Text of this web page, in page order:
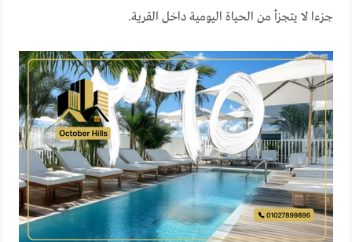
جزءا لا يتجزأ من الحياة اليومية داخل القرية.